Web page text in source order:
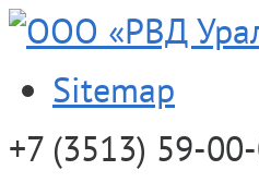
Sitemap
+7 (3513) 59-